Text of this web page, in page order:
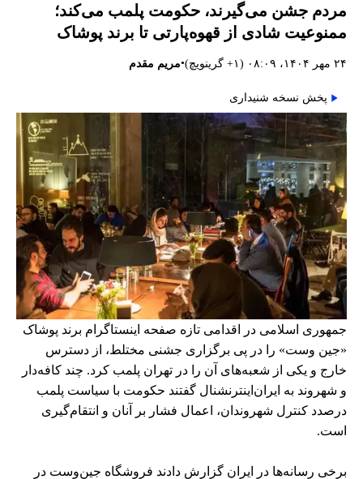
مردم جشن می‌گیرند، حکومت پلمب می‌کند؛
ممنوعیت شادی از قهوه‌پارتی تا برند پوشاک
۲۴ مهر ۱۴۰۴، ۰۸:۰۹ (‎+۱ گرینویچ) •مریم مقدم
پخش نسخه شنیداری
جمهوری اسلامی در اقدامی تازه صفحه اینستاگرام برند پوشاک
«جین وست» را در پی برگزاری جشنی مختلط، از دسترس
خارج و یکی از شعبه‌های آن را در تهران پلمب کرد. چند کافه‌‌دار
و شهروند به ایران‌اینترنشنال گفتند حکومت با سیاست پلمب
درصدد کنترل شهروندان، اعمال فشار بر آنان و انتقام‌گیری
است.
برخی رسانه‌ها در ایران گزارش دادند فروشگاه جین‌وست در